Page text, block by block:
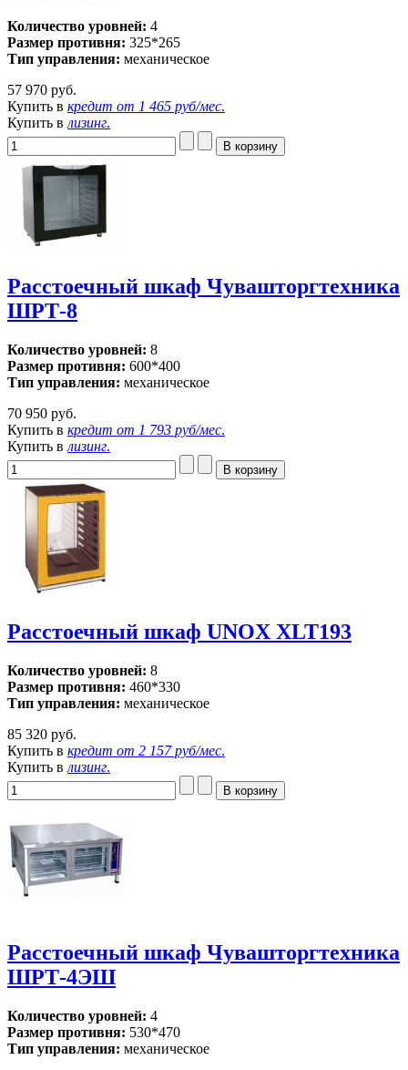
Количество уровней: 4
Размер противня: 325*265
Тип управления: механическое
57 970 руб.
Купить в кредит от 1 465 руб/мес.
Купить в лизинг.
Расстоечный шкаф Чувашторгтехника
ШРТ-8
Количество уровней: 8
Размер противня: 600*400
Тип управления: механическое
70 950 руб.
Купить в кредит от 1 793 руб/мес.
Купить в лизинг.
Расстоечный шкаф UNOX XLT193
Количество уровней: 8
Размер противня: 460*330
Тип управления: механическое
85 320 руб.
Купить в кредит от 2 157 руб/мес.
Купить в лизинг.
Расстоечный шкаф Чувашторгтехника
ШРТ-4ЭШ
Количество уровней: 4
Размер противня: 530*470
Тип управления: механическое